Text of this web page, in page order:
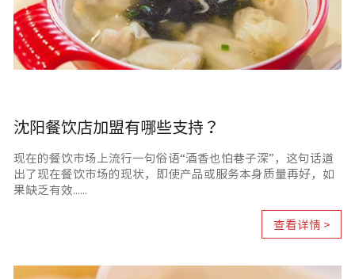
沈阳餐饮店加盟有哪些支持？
现在的餐饮市场上流行一句俗语“酒香也怕巷子深”，这句话道
出了现在餐饮市场的现状，即使产品或服务本身质量再好，如
果缺乏有效......
查看详情 >